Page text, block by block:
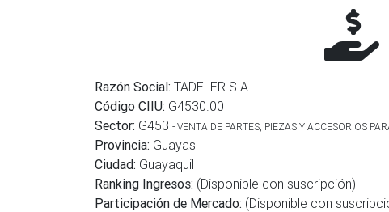
Razón Social: TADELER S.A.
Código CIIU: G4530.00
Sector: G453 - VENTA DE PARTES, PIEZAS Y ACCESORIOS
Provincia: Guayas
Ciudad: Guayaquil
Ranking Ingresos: (Disponible con suscripción)
Participación de Mercado: (Disponible con